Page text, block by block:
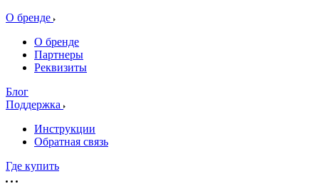
О бренде
О бренде
Партнеры
Реквизиты
Блог
Поддержка
Инструкции
Обратная связь
Где купить